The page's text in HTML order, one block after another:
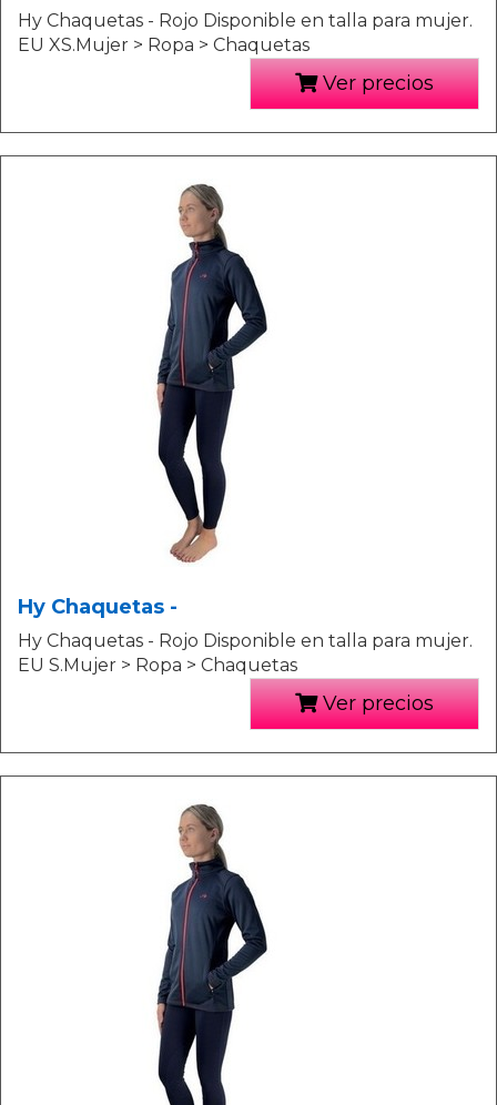
Hy Chaquetas - Rojo Disponible en talla para mujer.
EU XS.Mujer > Ropa > Chaquetas
Ver precios
Hy Chaquetas -
Hy Chaquetas - Rojo Disponible en talla para mujer.
EU S.Mujer > Ropa > Chaquetas
Ver precios